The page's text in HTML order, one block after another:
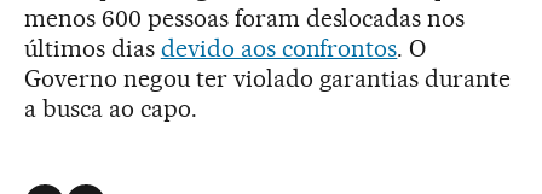
menos 600 pessoas foram deslocadas nos
últimos dias devido aos confrontos. O
Governo negou ter violado garantias durante
a busca ao capo.